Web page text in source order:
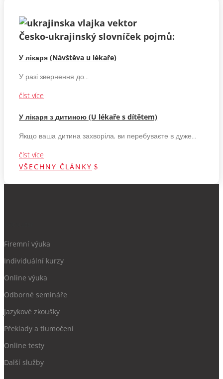
Česko-ukrajinský slovníček pojmů:
У лікаря (Návštěva u lékaře)
У разі звернення до...
číst více
У лікаря з дитиною (U lékaře s dítětem)
Якщо ваша дитина захворіла, ви перебуваєте в дуже...
číst více
VŠECHNY ČLÁNKY
Firemní výuka
Individuální kurzy
Online výuka
Odborné semináře
Jazykové zkoušky
Překlady a tlumočení
Online testy
Další služby